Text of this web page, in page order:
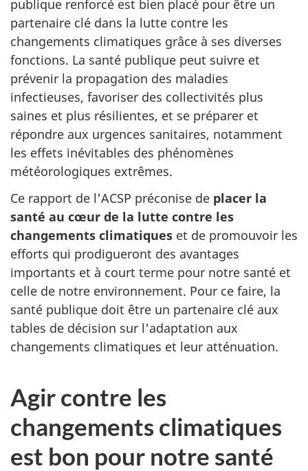
publique renforcé est bien placé pour être un
partenaire clé dans la lutte contre les
changements climatiques grâce à ses diverses
fonctions. La santé publique peut suivre et
prévenir la propagation des maladies
infectieuses, favoriser des collectivités plus
saines et plus résilientes, et se préparer et
répondre aux urgences sanitaires, notamment
les effets inévitables des phénomènes
météorologiques extrêmes.
Ce rapport de l'ACSP préconise de placer la
santé au cœur de la lutte contre les
changements climatiques et de promouvoir les
efforts qui prodigueront des avantages
importants et à court terme pour notre santé et
celle de notre environnement. Pour ce faire, la
santé publique doit être un partenaire clé aux
tables de décision sur l'adaptation aux
changements climatiques et leur atténuation.
Agir contre les
changements climatiques
est bon pour notre santé